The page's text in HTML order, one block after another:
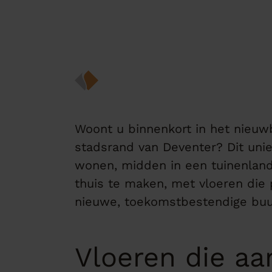
Woont u binnenkort in het
stadsrand van Deventer? Dit
wonen, midden in een
thuis te maken, met vloeren
nieuwe, toekomstbestendige
Vloeren die